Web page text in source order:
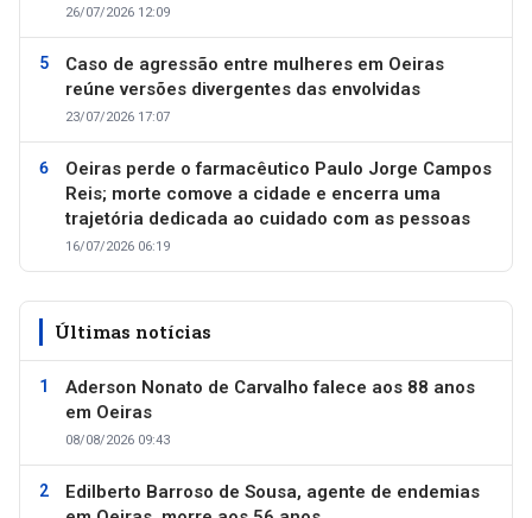
26/07/2026 12:09
Caso de agressão entre mulheres em Oeiras
reúne versões divergentes das envolvidas
23/07/2026 17:07
Oeiras perde o farmacêutico Paulo Jorge Campos
Reis; morte comove a cidade e encerra uma
trajetória dedicada ao cuidado com as pessoas
16/07/2026 06:19
Últimas notícias
Aderson Nonato de Carvalho falece aos 88 anos
em Oeiras
08/08/2026 09:43
Edilberto Barroso de Sousa, agente de endemias